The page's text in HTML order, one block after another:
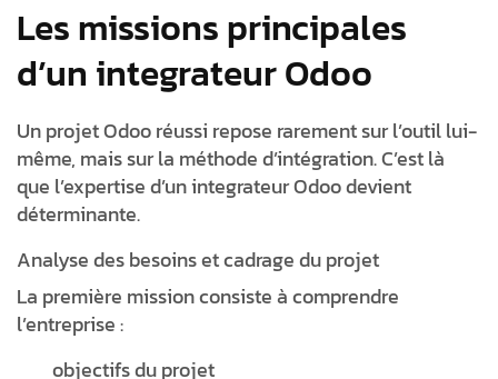
Les missions principales
d’un integrateur Odoo
Un projet Odoo réussi repose rarement sur l’outil lui-
même, mais sur la méthode d’intégration. C’est là
que l’expertise d’unintegrateur Odoodevient
déterminante.
Analyse des besoins et cadrage du projet
La première mission consiste à comprendre
l’entreprise :
objectifs du projet